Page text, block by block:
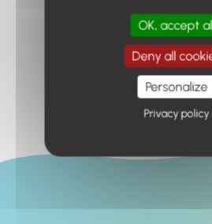
Retour à
OK, accept
Deny all
Personalize
Privacy policy